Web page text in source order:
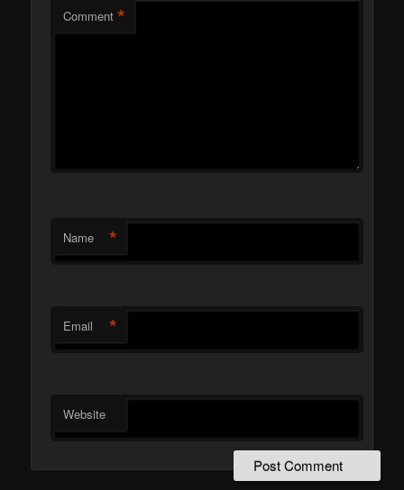
Comment *
Name *
Email *
Website